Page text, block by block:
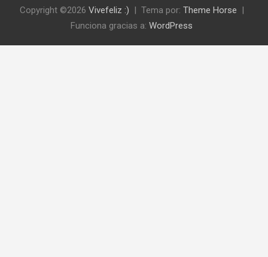
Copyright ©2026 Vivefeliz :) Tema por: Theme Horse
Funciona gracias a: WordPress